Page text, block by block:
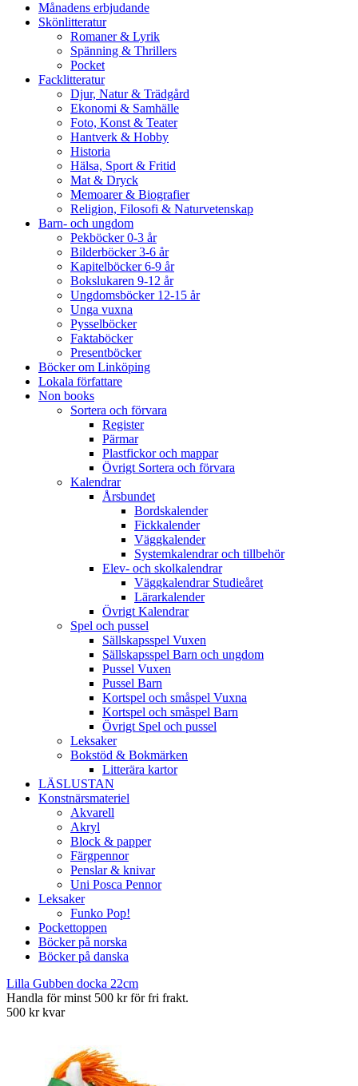
Månadens erbjudande
Skönlitteratur
Romaner & Lyrik
Spänning & Thrillers
Pocket
Facklitteratur
Djur, Natur & Trädgård
Ekonomi & Samhälle
Foto, Konst & Teater
Hantverk & Hobby
Historia
Hälsa, Sport & Fritid
Mat & Dryck
Memoarer & Biografier
Religion, Filosofi & Naturvetenskap
Barn- och ungdom
Pekböcker 0-3 år
Bilderböcker 3-6 år
Kapitelböcker 6-9 år
Bokslukaren 9-12 år
Ungdomsböcker 12-15 år
Unga vuxna
Pysselböcker
Faktaböcker
Presentböcker
Böcker om Linköping
Lokala författare
Non books
Sortera och förvara
Register
Pärmar
Plastfickor och mappar
Övrigt Sortera och förvara
Kalendrar
Årsbundet
Bordskalender
Fickkalender
Väggkalender
Systemkalendrar och tillbehör
Elev- och skolkalendrar
Väggkalendrar Studieåret
Lärarkalender
Övrigt Kalendrar
Spel och pussel
Sällskapsspel Vuxen
Sällskapsspel Barn och ungdom
Pussel Vuxen
Pussel Barn
Kortspel och småspel Vuxna
Kortspel och småspel Barn
Övrigt Spel och pussel
Leksaker
Bokstöd & Bokmärken
Litterära kartor
LÄSLUSTAN
Konstnärsmateriel
Akvarell
Akryl
Block & papper
Färgpennor
Penslar & knivar
Uni Posca Pennor
Leksaker
Funko Pop!
Pockettoppen
Böcker på norska
Böcker på danska
Lilla Gubben docka 22cm
Handla för minst 500 kr för fri frakt.
500 kr kvar